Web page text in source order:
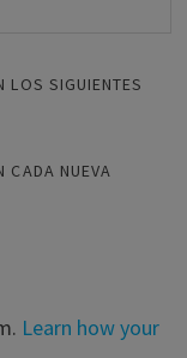
LOS SIGUIENTES
CADA NUEVA
Learn how your